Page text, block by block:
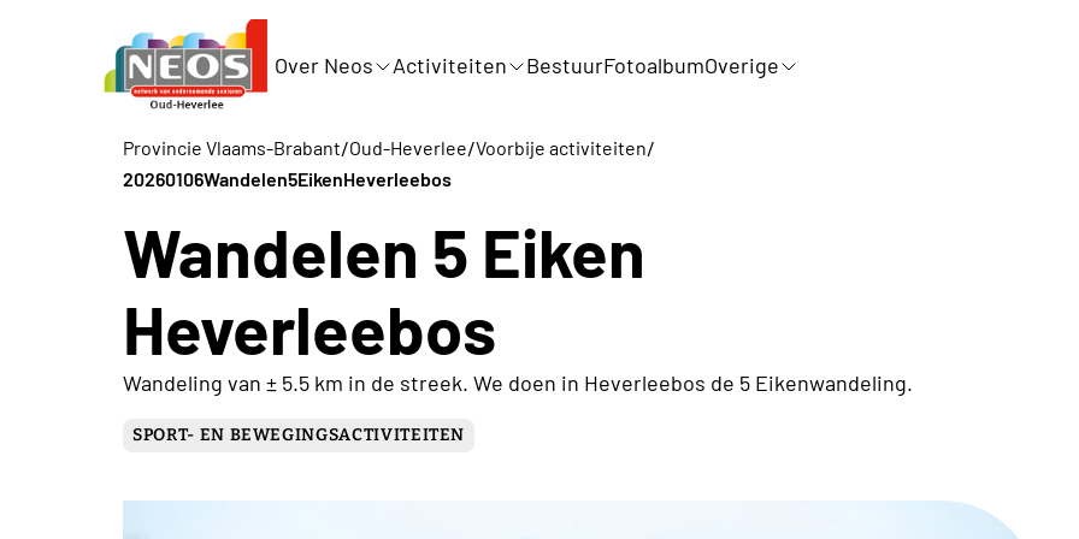
Over Neos Activiteiten BestuurFotoalbumOverige
Provincie Vlaams-Brabant/Oud-Heverlee/Voorbije activiteiten/
20260106Wandelen5EikenHeverleebos
Wandelen 5 Eiken
Heverleebos
Wandeling van ± 5.5 km in de streek. We doen in Heverleebos de 5 Eikenwandeling.
SPORT- EN BEWEGINGSACTIVITEITEN